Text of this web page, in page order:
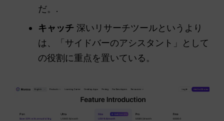
だ。.
キャッチ 深いリサーチツールというより
は、「サイドバーのアシスタント」として
の役割に重点を置いている。